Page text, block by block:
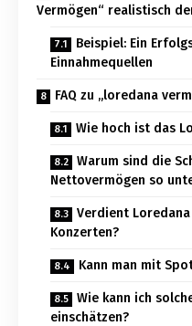
Vermögen“ realistisch
Beispiel: Ein
Einnahmequellen
FAQ zu „loredana
Wie hoch ist das
Warum sind die
Nettovermögen so
Verdient
Konzerten?
Kann man mit
Wie kann ich
einschätzen?